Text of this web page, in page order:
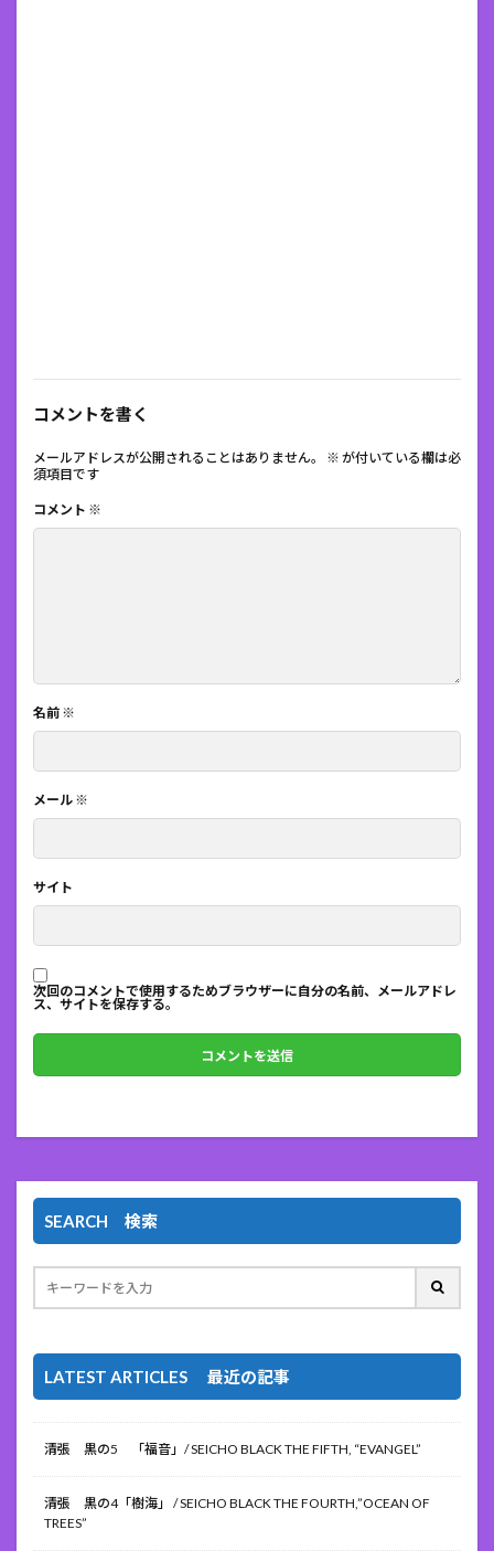
コメントを書く
メールアドレスが公開されることはありません。 ※ が付いている欄は必
須項目です
コメント ※
名前 ※
メール ※
サイト
次回のコメントで使用するためブラウザーに自分の名前、メールアドレ
ス、サイトを保存する。
SEARCH 検索
LATEST ARTICLES 最近の記事
清張 黒の5 「福音」/ SEICHO BLACK THE FIFTH, “EVANGEL”
清張 黒の4「樹海」 / SEICHO BLACK THE FOURTH,”OCEAN OF
TREES”